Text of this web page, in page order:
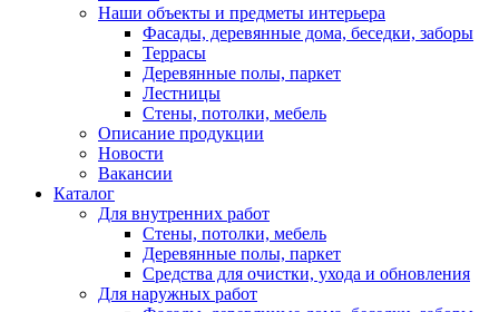
Наши объекты и предметы интерьера
Фасады, деревянные дома, беседки, заборы
Террасы
Деревянные полы, паркет
Лестницы
Стены, потолки, мебель
Описание продукции
Новости
Вакансии
Каталог
Для внутренних работ
Стены, потолки, мебель
Деревянные полы, паркет
Средства для очистки, ухода и обновления
Для наружных работ